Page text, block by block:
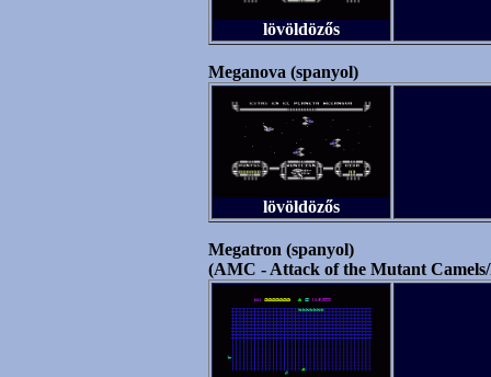
lövöldözős
Meganova (spanyol)
lövöldözős
Megatron (spanyol)
(AMC - Attack of the Mutant